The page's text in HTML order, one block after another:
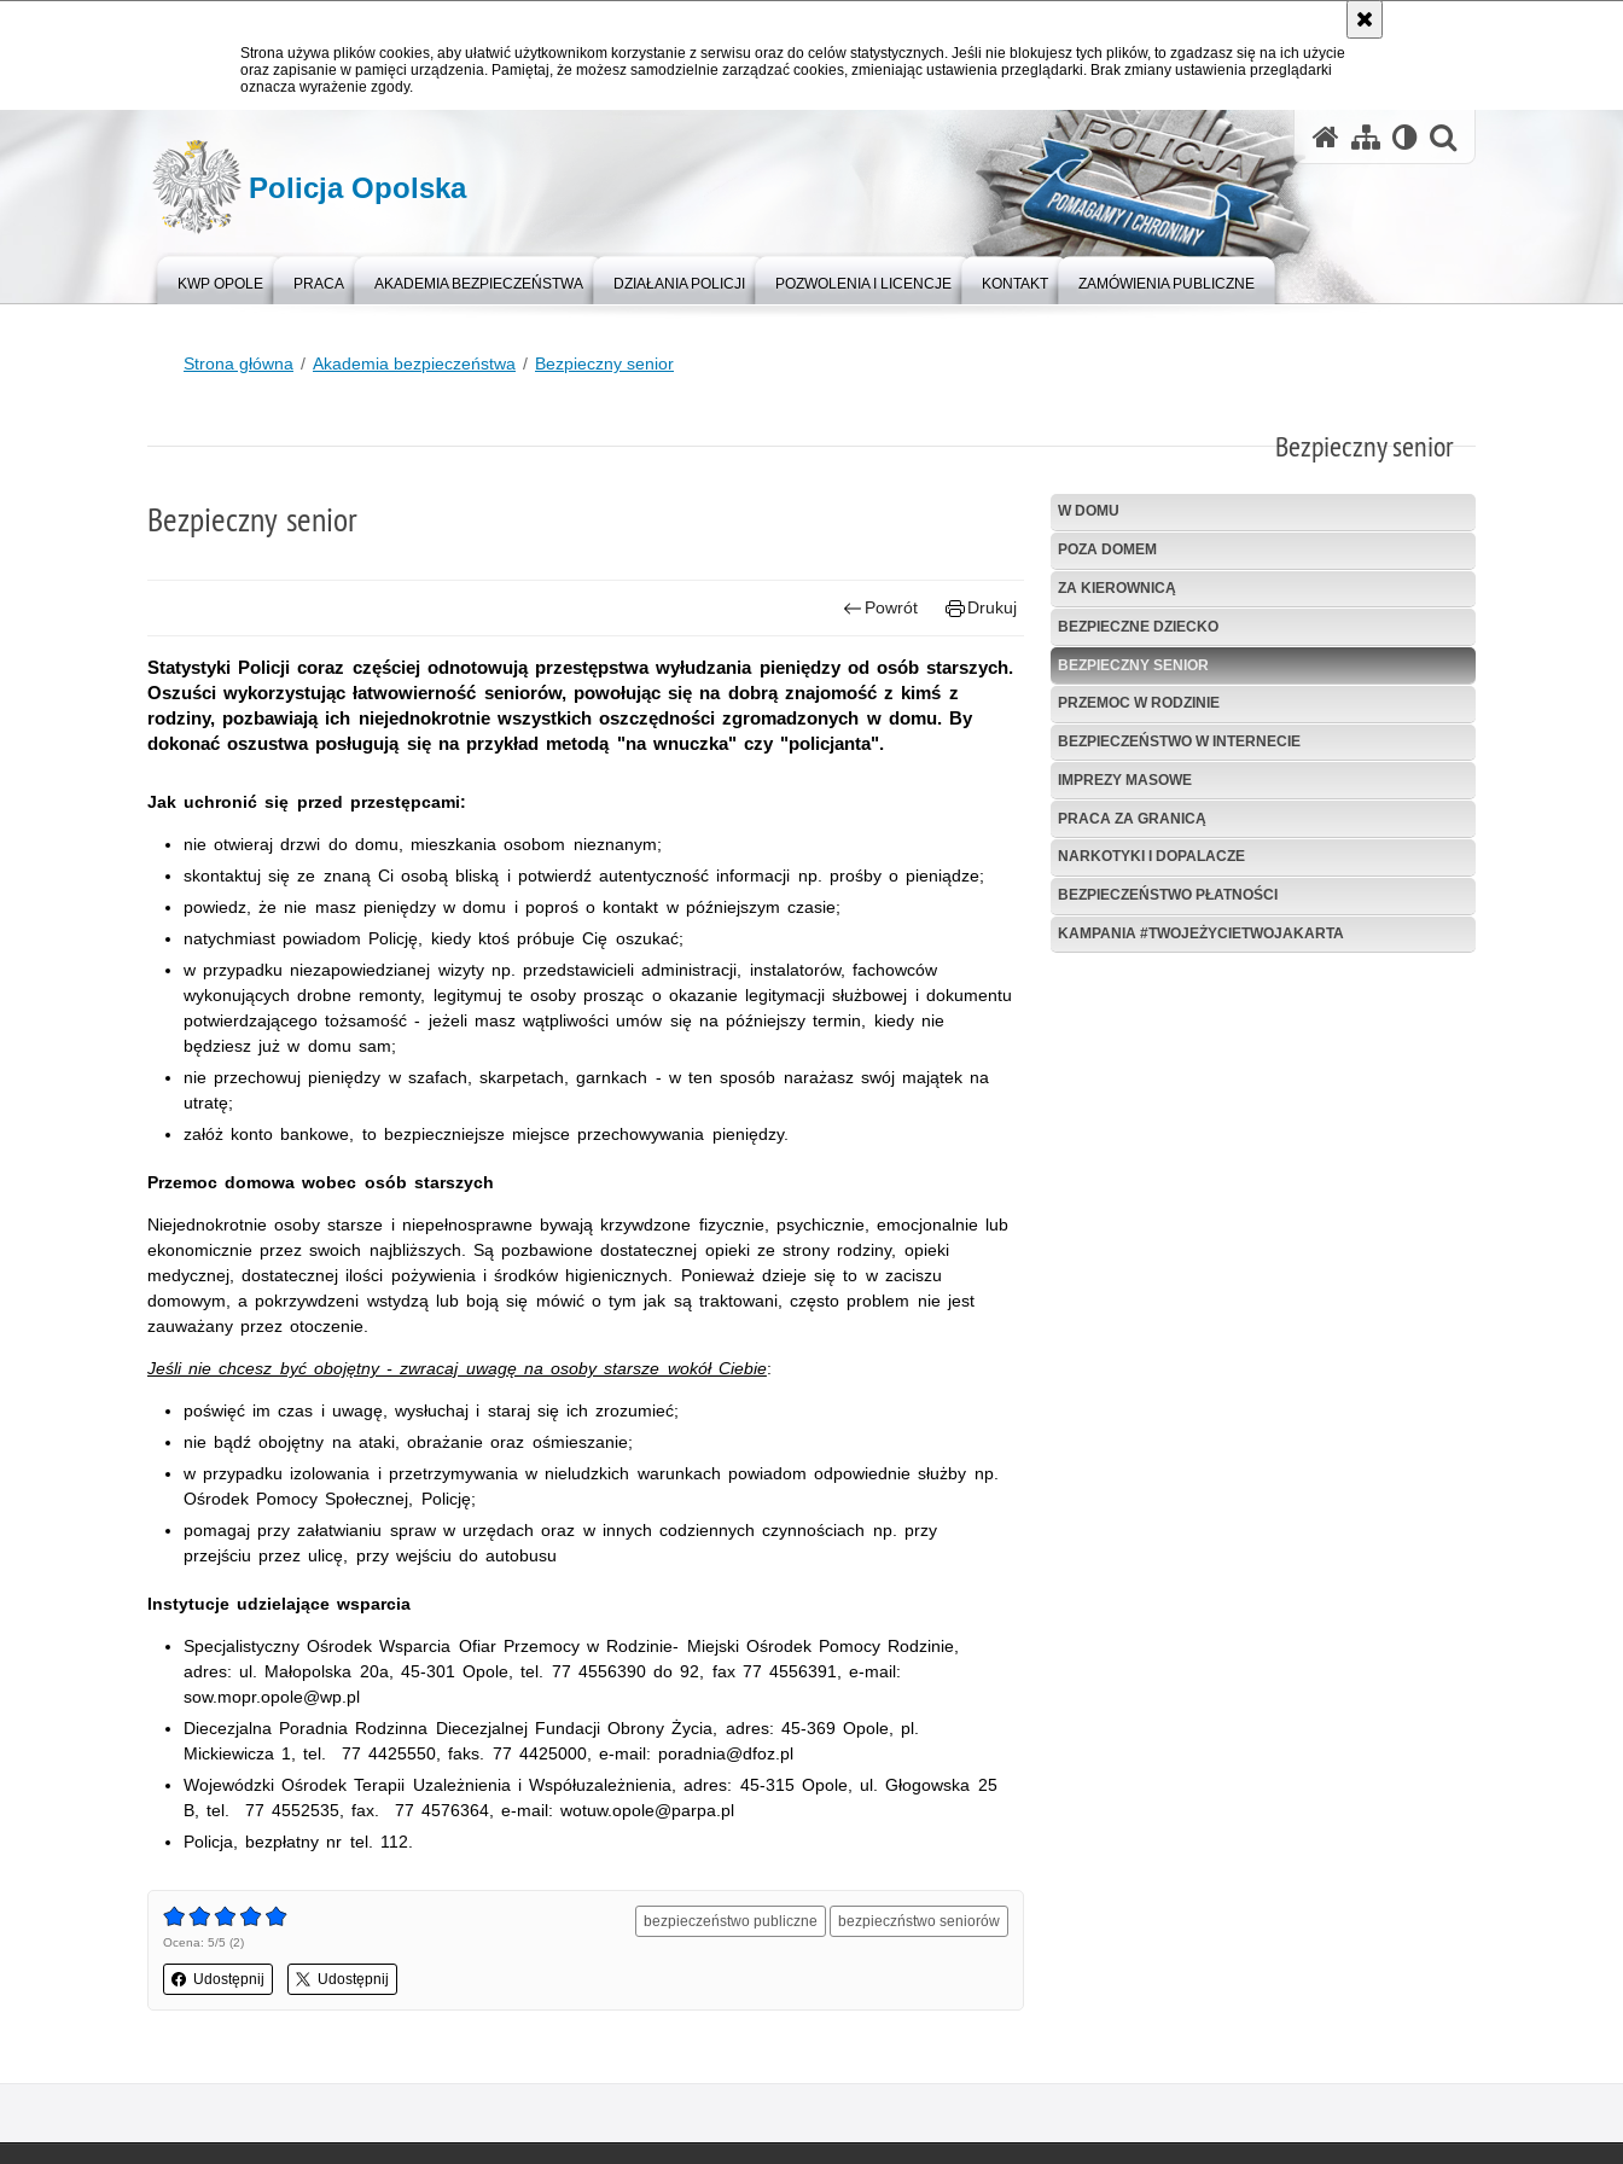
Strona używa plików cookies, aby ułatwić użytkownikom korzystanie z serwisu oraz do celów statystycznych. Jeśli nie blokujesz tych plików, to zgadzasz się na ich użycie
oraz zapisanie w pamięci urządzenia. Pamiętaj, że możesz samodzielnie zarządzać cookies, zmieniając ustawienia przeglądarki. Brak zmiany ustawienia przeglądarki
oznacza wyrażenie zgody.
Policja Opolska
KWP OPOLE PRACA AKADEMIA BEZPIECZEŃSTWA DZIAŁANIA POLICJI POZWOLENIA I LICENCJE KONTAKT ZAMÓWIENIA PUBLICZNE
Strona główna Akademia bezpieczeństwa Bezpieczny senior
Bezpieczny senior
Bezpieczny senior
Powrót Drukuj
Statystyki Policji coraz częściej odnotowują przestępstwa wyłudzania pieniędzy od osób starszych.
Oszuści wykorzystując łatwowierność seniorów, powołując się na dobrą znajomość z kimś z
rodziny, pozbawiają ich niejednokrotnie wszystkich oszczędności zgromadzonych w domu. By
dokonać oszustwa posługują się na przykład metodą "na wnuczka" czy "policjanta".
Jak uchronić się przed przestępcami:
nie otwieraj drzwi do domu, mieszkania osobom nieznanym;
skontaktuj się ze znaną Ci osobą bliską i potwierdź autentyczność informacji np. prośby o pieniądze;
powiedz, że nie masz pieniędzy w domu i poproś o kontakt w późniejszym czasie;
natychmiast powiadom Policję, kiedy ktoś próbuje Cię oszukać;
w przypadku niezapowiedzianej wizyty np. przedstawicieli administracji, instalatorów, fachowców
wykonujących drobne remonty, legitymuj te osoby prosząc o okazanie legitymacji służbowej i dokumentu
potwierdzającego tożsamość - jeżeli masz wątpliwości umów się na późniejszy termin, kiedy nie
będziesz już w domu sam;
nie przechowuj pieniędzy w szafach, skarpetach, garnkach - w ten sposób narażasz swój majątek na
utratę;
załóż konto bankowe, to bezpieczniejsze miejsce przechowywania pieniędzy.
Przemoc domowa wobec osób starszych
Niejednokrotnie osoby starsze i niepełnosprawne bywają krzywdzone fizycznie, psychicznie, emocjonalnie lub
ekonomicznie przez swoich najbliższych. Są pozbawione dostatecznej opieki ze strony rodziny, opieki
medycznej, dostatecznej ilości pożywienia i środków higienicznych. Ponieważ dzieje się to w zaciszu
domowym, a pokrzywdzeni wstydzą lub boją się mówić o tym jak są traktowani, często problem nie jest
zauważany przez otoczenie.
Jeśli nie chcesz być obojętny - zwracaj uwagę na osoby starsze wokół Ciebie:
poświęć im czas i uwagę, wysłuchaj i staraj się ich zrozumieć;
nie bądź obojętny na ataki, obrażanie oraz ośmieszanie;
w przypadku izolowania i przetrzymywania w nieludzkich warunkach powiadom odpowiednie służby np.
Ośrodek Pomocy Społecznej, Policję;
pomagaj przy załatwianiu spraw w urzędach oraz w innych codziennych czynnościach np. przy
przejściu przez ulicę, przy wejściu do autobusu
Instytucje udzielające wsparcia
Specjalistyczny Ośrodek Wsparcia Ofiar Przemocy w Rodzinie- Miejski Ośrodek Pomocy Rodzinie,
adres: ul. Małopolska 20a, 45-301 Opole, tel. 77 4556390 do 92, fax 77 4556391, e-mail:
sow.mopr.opole@wp.pl
Diecezjalna Poradnia Rodzinna Diecezjalnej Fundacji Obrony Życia, adres: 45-369 Opole, pl.
Mickiewicza 1, tel. 77 4425550, faks. 77 4425000, e-mail: poradnia@dfoz.pl
Wojewódzki Ośrodek Terapii Uzależnienia i Współuzależnienia, adres: 45-315 Opole, ul. Głogowska 25
B, tel. 77 4552535, fax. 77 4576364, e-mail: wotuw.opole@parpa.pl
Policja, bezpłatny nr tel. 112.
Ocena: 5/5 (2)
Udostępnij Udostępnij
bezpieczeństwo publiczne bezpieczństwo seniorów
W DOMU
POZA DOMEM
ZA KIEROWNICĄ
BEZPIECZNE DZIECKO
BEZPIECZNY SENIOR
PRZEMOC W RODZINIE
BEZPIECZEŃSTWO W INTERNECIE
IMPREZY MASOWE
PRACA ZA GRANICĄ
NARKOTYKI I DOPALACZE
BEZPIECZEŃSTWO PŁATNOŚCI
KAMPANIA #TWOJEŻYCIETWOJAKARTA